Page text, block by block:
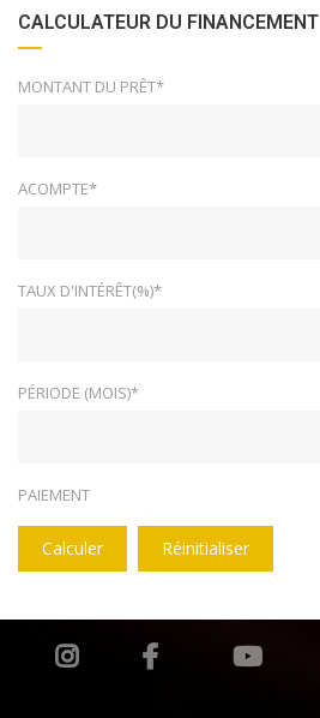
CALCULATEUR DU FINANCEMENT
MONTANT DU PRÊT*
ACOMPTE*
TAUX D'INTÉRÊT(%)*
PÉRIODE (MOIS)*
PAIEMENT
Calculer Réinitialiser